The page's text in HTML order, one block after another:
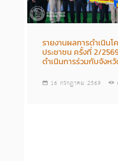
รายงานผลการดำเนิน
ประชาชน ครั้งที่ 2/
ดำเนินการร่วมกับจังห
16 กรกฏาคม 2569